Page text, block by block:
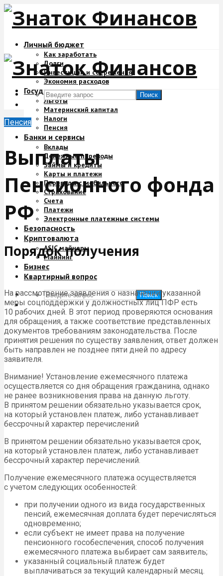
Личный бюджет
Как заработать
Долги
Инвестиции и сбережения
Экономия расходов
Государство и деньги
Льготы
Материнский капитал
Налоги
Пенсия
Банки и сервисы
Вклады
Денежные переводы
Займы и кредиты
Карты и платежи
Переводы с мобильного
Страхование
Счета
Платежи
Электронные платежные системы
Безопасность
Криптовалюта
ASIC майнеры
Майнинг
Бизнес
Квартирный вопрос
Поиск
Поиск
Пенсия
Выплаты
Пенсионного фонда
РФ
Порядок получения
На рассмотрение заявления о назначении указанной
меры соцподдержки у должностных лицПФР есть
10 рабочих дней. В этот период проверяются основания
для обращения, а также соответствие представленных
документов требованиям законодательства. После
принятия решения по существу заявления, ответ должен
быть направлен не позднее пяти дней по адресу
заявителя.
Внимание! Установление ежемесячного платежа
осуществляется со дня обращения гражданина, однако
не ранее возникновения права на данную льготу.
В принятом решении обязательно указывается срок,
на который установлен платеж, либо устанавливает
бессрочный характер перечислений
В принятом решении обязательно указывается срок,
на который установлен платеж, либо устанавливает
бессрочный характер перечислений.
Получение ежемесячного платежа осуществляется
с учетом следующих особенностей:
при получении одного из вида государственных
пенсий, ежемесячная доплата будет перечисляться
одновременно;
если субъект не имеет права на получение
пенсионного гособеспечения, способ получения
ежемесячного платежа выбирает сам заявитель;
указанный социальный платеж будет
выплачиваться за текущий календарный месяц.